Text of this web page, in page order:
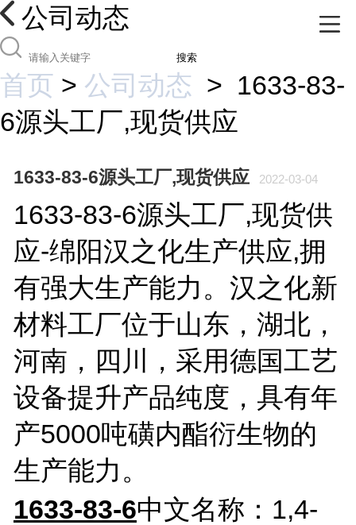
公司动态
搜索
首页 > 公司动态 > 1633-83-
6源头工厂,现货供应
1633-83-6源头工厂,现货供应 2022-03-04
1633-83-6源头工厂,现货供
应-绵阳汉之化生产供应,拥
有强大生产能力。汉之化新
材料工厂位于山东，湖北，
河南，四川，采用德国工艺
设备提升产品纯度，具有年
产5000吨磺内酯衍生物的
生产能力。
1633-83-6中文名称：1,4-